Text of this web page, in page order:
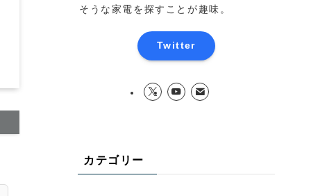
そうな家電を探すことが趣味。
Twitter
カテゴリー